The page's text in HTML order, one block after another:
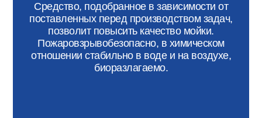
Средство, подобранное в зависимости от
поставленных перед производством задач,
позволит повысить качество мойки.
Пожаровзрывобезопасно, в химическом
отношении стабильно в воде и на воздухе,
биоразлагаемо.